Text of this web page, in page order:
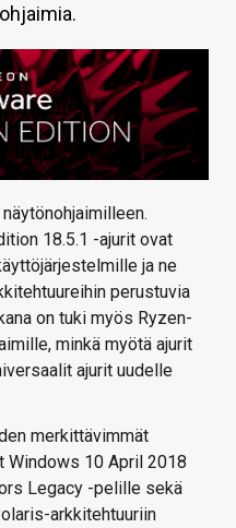
18.5.1 -ajurit ovat
ja ne
perustuvia
on tuki myös Ryzen-
minkä myötä ajurit
ajurit uudelle
merkittävimmät
10 April 2018
Legacy -pelille sekä
arkkitehtuuriin